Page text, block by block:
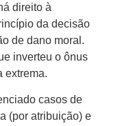
direito à
da decisão
de dano moral.
inverteu o ônus
extrema.
casos de
(por atribuição) e